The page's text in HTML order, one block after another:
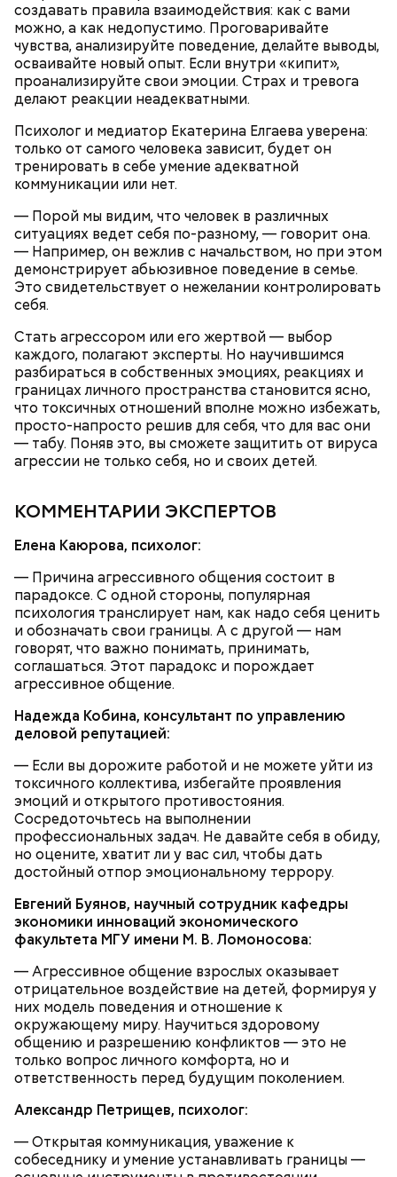
создавать правила взаимодействия: как с вами
можно, а как недопустимо. Проговаривайте
чувства, анализируйте поведение, делайте выводы,
осваивайте новый опыт. Если внутри «кипит»,
проанализируйте свои эмоции. Страх и тревога
делают реакции неадекватными.
Психолог и медиатор Екатерина Елгаева уверена:
только от самого человека зависит, будет он
тренировать в себе умение адекватной
коммуникации или нет.
— Порой мы видим, что человек в различных
ситуациях ведет себя по-разному, — говорит она.
— Например, он вежлив с начальством, но при этом
демонстрирует абьюзивное поведение в семье.
Это свидетельствует о нежелании контролировать
себя.
Стать агрессором или его жертвой — выбор
каждого, полагают эксперты. Но научившимся
разбираться в собственных эмоциях, реакциях и
границах личного пространства становится ясно,
что токсичных отношений вполне можно избежать,
просто-напросто решив для себя, что для вас они
— табу. Поняв это, вы сможете защитить от вируса
агрессии не только себя, но и своих детей.
КОММЕНТАРИИ ЭКСПЕРТОВ
Елена Каюрова, психолог:
— Причина агрессивного общения состоит в
парадоксе. С одной стороны, популярная
психология транслирует нам, как надо себя ценить
и обозначать свои границы. А с другой — нам
говорят, что важно понимать, принимать,
соглашаться. Этот парадокс и порождает
агрессивное общение.
Надежда Кобина, консультант по управлению
деловой репутацией:
— Если вы дорожите работой и не можете уйти из
токсичного коллектива, избегайте проявления
эмоций и открытого противостояния.
Сосредоточьтесь на выполнении
профессиональных задач. Не давайте себя в обиду,
но оцените, хватит ли у вас сил, чтобы дать
достойный отпор эмоциональному террору.
Евгений Буянов, научный сотрудник кафедры
экономики инноваций экономического
факультета МГУ имени М. В. Ломоносова:
— Агрессивное общение взрослых оказывает
отрицательное воздействие на детей, формируя у
них модель поведения и отношение к
окружающему миру. Научиться здоровому
общению и разрешению конфликтов — это не
только вопрос личного комфорта, но и
ответственность перед будущим поколением.
Александр Петрищев, психолог:
— Открытая коммуникация, уважение к
собеседнику и умение устанавливать границы —
беременным, кормящим женщинам;
людям с ослабленной иммунной системой;
пожилым;
детям.
— Там может содержаться огромное количество
нитратов, которое вызовет головокружение,
гипоксию и ухудшение физического состояния, —
предостерегла Соломатина.
Также не нужно есть дыню до корки, потому что
именно там скапливаются нитраты. И важно
тщательно ее мыть, чтобы не отравиться, добавила
собеседница «ВМ».